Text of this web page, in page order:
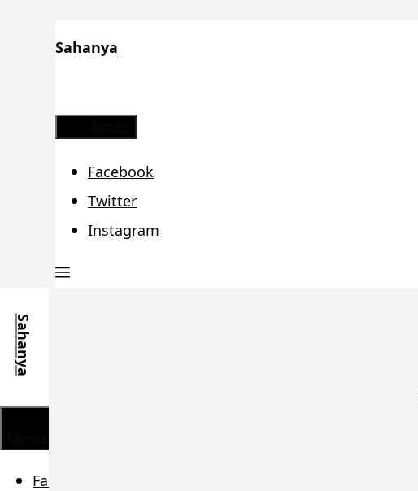
Sahanya
Facebook
Twitter
Instagram
Sahanya
Facebook